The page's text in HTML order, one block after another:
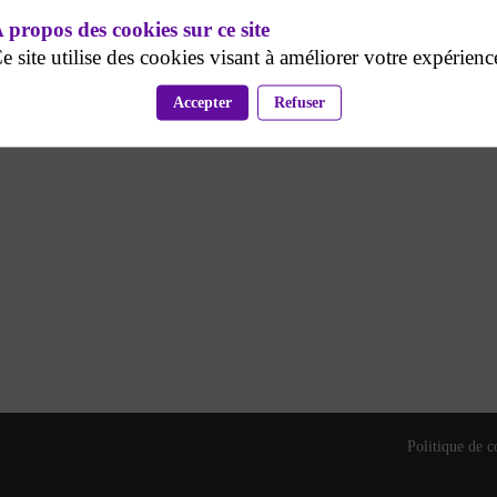
Politique de
propos des cookies sur ce site
site utilise des cookies visant à améliorer votre
Accepter Refuser